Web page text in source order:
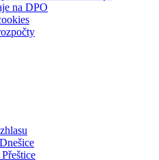
na DPO